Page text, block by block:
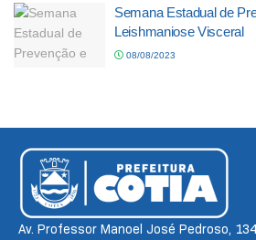
Semana Estadual de
Leishmaniose Visceral
08/08/2023
Av. Professor Manoel José Pedroso,